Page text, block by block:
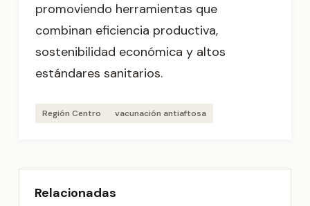
promoviendo herramientas que
combinan eficiencia productiva,
sostenibilidad económica y altos
estándares sanitarios.
Región Centro vacunación antiaftosa
Relacionadas